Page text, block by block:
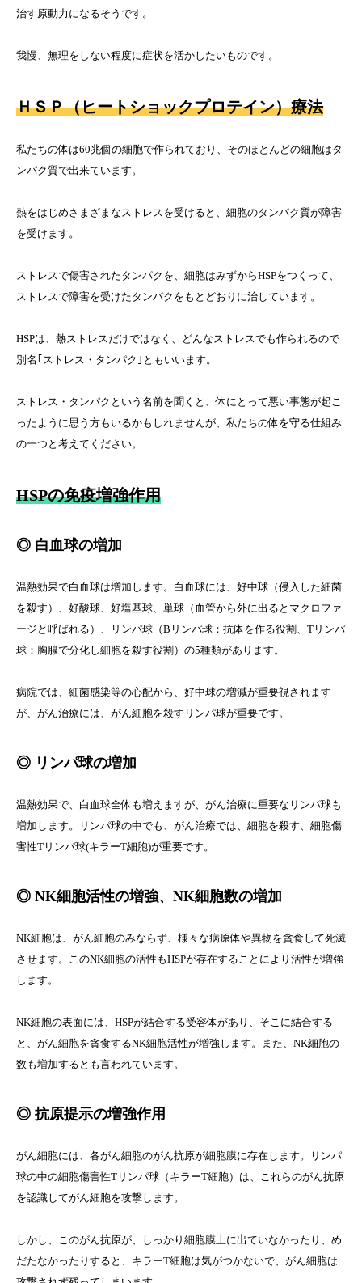
治す原動力になるそうです。
我慢、無理をしない程度に症状を活かしたいものです。
ＨＳＰ（ヒートショックプロテイン）療法
私たちの体は60兆個の細胞で作られており、そのほとんどの細胞はタ
ンパク質で出来ています。
熱をはじめさまざまなストレスを受けると、細胞のタンパク質が障害
を受けます。
ストレスで傷害されたタンパクを、細胞はみずからHSPをつくって、
ストレスで障害を受けたタンパクをもとどおりに治しています。
HSPは、熱ストレスだけではなく、どんなストレスでも作られるので
別名｢ストレス・タンパク｣ともいいます。
ストレス・タンパクという名前を聞くと、体にとって悪い事態が起こ
ったように思う方もいるかもしれませんが、私たちの体を守る仕組み
の一つと考えてください。
HSPの免疫増強作用
◎ 白血球の増加
温熱効果で白血球は増加します。白血球には、好中球（侵入した細菌
を殺す）、好酸球、好塩基球、単球（血管から外に出るとマクロファ
ージと呼ばれる）、リンパ球（Bリンパ球：抗体を作る役割、Tリンパ
球：胸腺で分化し細胞を殺す役割）の5種類があります。
病院では、細菌感染等の心配から、好中球の増減が重要視されます
が、がん治療には、がん細胞を殺すリンパ球が重要です。
◎ リンパ球の増加
温熱効果で、白血球全体も増えますが、がん治療に重要なリンパ球も
増加します。リンパ球の中でも、がん治療では、細胞を殺す、細胞傷
害性Tリンパ球(キラーT細胞)が重要です。
◎ NK細胞活性の増強、NK細胞数の増加
NK細胞は、がん細胞のみならず、様々な病原体や異物を貪食して死滅
させます。このNK細胞の活性もHSPが存在することにより活性が増強
します。
NK細胞の表面には、HSPが結合する受容体があり、そこに結合する
と、がん細胞を貪食するNK細胞活性が増強します。また、NK細胞の
数も増加するとも言われています。
◎ 抗原提示の増強作用
がん細胞には、各がん細胞のがん抗原が細胞膜に存在します。リンパ
球の中の細胞傷害性Tリンパ球（キラーT細胞）は、これらのがん抗原
を認識してがん細胞を攻撃します。
しかし、このがん抗原が、しっかり細胞膜上に出ていなかったり、め
だたなかったりすると、キラーT細胞は気がつかないで、がん細胞は